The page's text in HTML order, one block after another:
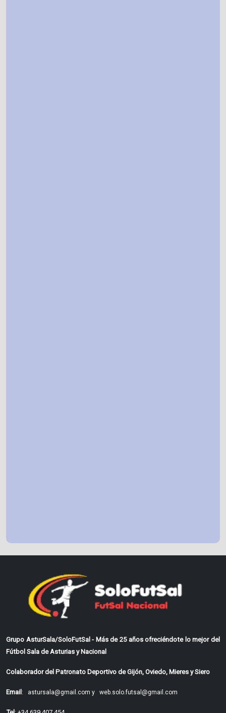
Grupo AsturSala/SoloFutSal - Más de 25 años ofreciéndote lo mejor del
Fútbol Sala de Asturias y Nacional
Colaborador del Patronato Deportivo de Gijón, Oviedo, Mieres y Siero
Email : astursala@gmail.com y web.solo.futsal@gmail.com